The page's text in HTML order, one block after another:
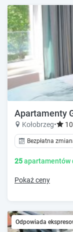
Apartamenty
Kołobrzeg• 10
Bezpłatna
25apartamentów
Pokaż ceny
Odpowiada